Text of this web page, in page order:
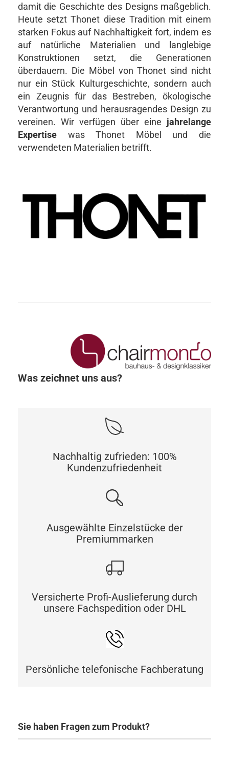
damit die Geschichte des Designs maßgeblich.
Heute setzt Thonet diese Tradition mit einem
starken Fokus auf Nachhaltigkeit fort, indem es
auf natürliche Materialien und langlebige
Konstruktionen setzt, die Generationen
überdauern. Die Möbel von Thonet sind nicht
nur ein Stück Kulturgeschichte, sondern auch
ein Zeugnis für das Bestreben, ökologische
Verantwortung und herausragendes Design zu
vereinen. Wir verfügen über eine jahrelange
Expertise was Thonet Möbel und die
verwendeten Materialien betrifft.
Was zeichnet uns aus?
Nachhaltig zufrieden: 100%
Kundenzufriedenheit
Ausgewählte Einzelstücke der
Premiummarken
Versicherte Profi-Auslieferung durch
unsere Fachspedition oder DHL
Persönliche telefonische Fachberatung
Sie haben Fragen zum Produkt?